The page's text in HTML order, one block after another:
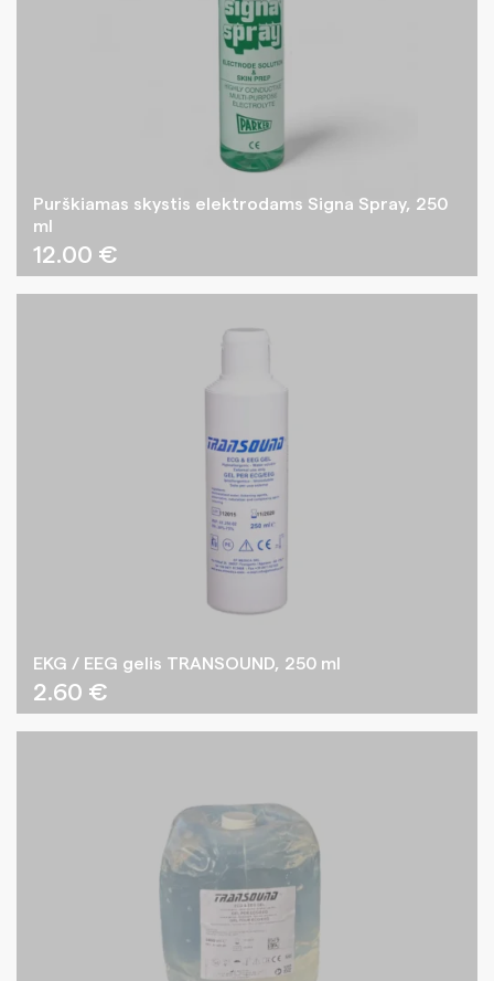
Purškiamas skystis elektrodams Signa Spray, 250
ml
12.00 €
EKG / EEG gelis TRANSOUND, 250 ml
2.60 €